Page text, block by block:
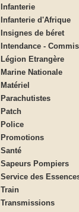
Infanterie
Infanterie d'Afrique
Insignes de béret
Intendance -
Légion Etrangère
Marine Nationale
Matériel
Parachutistes
Patch
Police
Promotions
Santé
Sapeurs Pompiers
Service des
Train
Transmissions